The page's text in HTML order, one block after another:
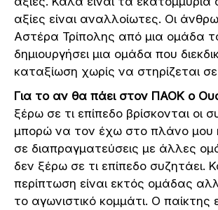
αξίες είναι αναλλοίωτες. Οι
Αστέρα Τρίπολης από μια ομάδα
δημιουργήσει μια ομάδα που
καταξίωση χωρίς να στηρίζεται
Για το αν θα πάει στον ΠΑΟΚ ο
ξέρω σε τι επίπεδο βρίσκονται οι
μπορώ να τον έχω στο πλάνο μου
σε διαπραγματεύσεις με άλλες
δεν ξέρω σε τι επίπεδο συζητάει.
περίπτωση είναι εκτός ομάδας
το αγωνιστικό κομμάτι. Ο παίκτης